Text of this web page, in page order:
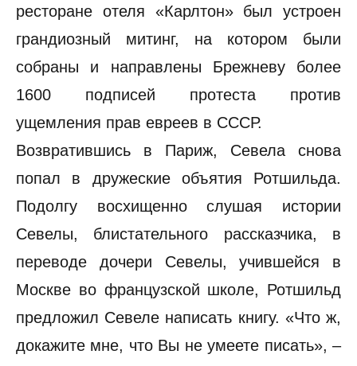
ресторане отеля «Карлтон» был устроен
грандиозный митинг, на котором были
собраны и направлены Брежневу более
1600 подписей протеста против
ущемления прав евреев в СССР.
Возвратившись в Париж, Севела снова
попал в дружеские объятия Ротшильда.
Подолгу восхищенно слушая истории
Севелы, блистательного рассказчика, в
переводе дочери Севелы, учившейся в
Москве во французской школе, Ротшильд
предложил Севеле написать книгу. «Что ж,
докажите мне, что Вы не умеете писать», –